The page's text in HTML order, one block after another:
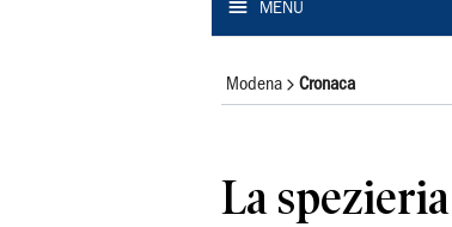
MENU
Modena Cronaca
La